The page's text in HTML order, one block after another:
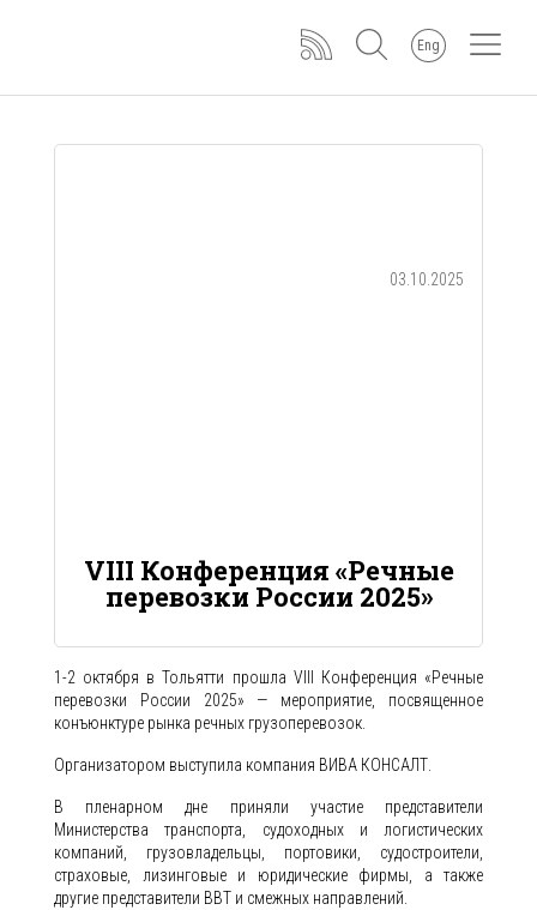
Eng
03.10.2025
VIII Конференция «Речные
перевозки России 2025»
1-2 октября в Тольятти прошла VIII Конференция «Речные
перевозки России 2025» — мероприятие, посвященное
конъюнктуре рынка речных грузоперевозок.
Организатором выступила компания ВИВА КОНСАЛТ.
В пленарном дне приняли участие представители
Министерства транспорта, судоходных и логистических
компаний, грузовладельцы, портовики, судостроители,
страховые, лизинговые и юридические фирмы, а также
другие представители ВВТ и смежных направлений.